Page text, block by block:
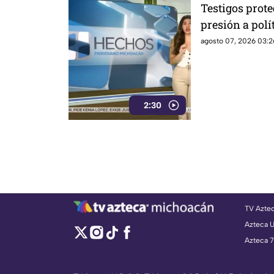
2:30
Testigos
presión a
a
agosto 07, 2026
TV
Azteca
Azteca 7